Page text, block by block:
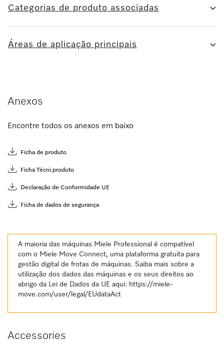
Categorias de produto associadas
Áreas de aplicação principais
Anexos
Encontre todos os anexos em baixo
Ficha de produto
Ficha Técni.produto
Declaração de Conformidade UE
Ficha de dados de segurança
A maioria das máquinas Miele Professional é compatível
com o Miele Move Connect, uma plataforma gratuita para
gestão digital de frotas de máquinas. Saiba mais sobre a
utilização dos dados das máquinas e os seus direitos ao
abrigo da Lei de Dados da UE aqui: https://miele-
move.com/user/legal/EUdataAct
Accessories